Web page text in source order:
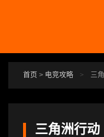
首页 > 电竞攻略 > 三角
三角洲行